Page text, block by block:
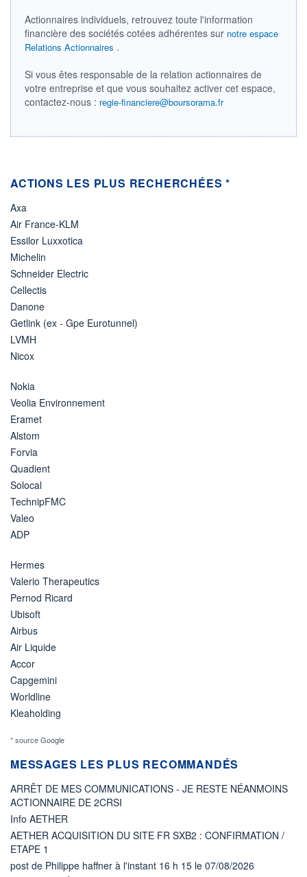
ÉLIGIBILITÉ
Non éligible
+ PORTEFEUILLE + LISTE
Actionnaires individuels, retrouvez toute l'information
financière des sociétés cotées adhérentes sur notre espace
Relations Actionnaires .
Si vous êtes responsable de la relation actionnaires de
votre entreprise et que vous souhaitez activer cet espace,
contactez-nous : regie-financiere@boursorama.fr
ACTIONS LES PLUS RECHERCHÉES *
Axa
Air France-KLM
Essilor Luxxotica
Michelin
Schneider Electric
Cellectis
Danone
Getlink (ex - Gpe Eurotunnel)
LVMH
Nicox
Nokia
Veolia Environnement
Eramet
Alstom
Forvia
Quadient
Solocal
TechnipFMC
Valeo
ADP
Hermes
Valerio Therapeutics
Pernod Ricard
Ubisoft
Airbus
Air Liquide
Accor
Capgemini
Worldline
Kleaholding
* source Google
MESSAGES LES PLUS RECOMMANDÉS
ARRÊT DE MES COMMUNICATIONS - JE RESTE NÉANMOINS
ACTIONNAIRE DE 2CRSI
Info AETHER
AETHER ACQUISITION DU SITE FR SXB2 : CONFIRMATION /
ETAPE 1
post de Philippe haffner à l'instant 16 h 15 le 07/08/2026